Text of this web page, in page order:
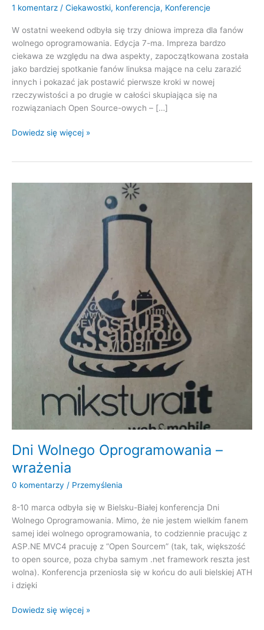
1 komentarz / Ciekawostki, konferencja, Konferencje
W ostatni weekend odbyła się trzy dniowa impreza dla fanów
wolnego oprogramowania. Edycja 7-ma. Impreza bardzo
ciekawa ze względu na dwa aspekty, zapoczątkowana została
jako bardziej spotkanie fanów linuksa mające na celu zarazić
innych i pokazać jak postawić pierwsze kroki w nowej
rzeczywistości a po drugie w całości skupiająca się na
rozwiązaniach Open Source-owych – […]
Dni
po
Dowiedz się więcej »
Dni Wolnego Oprogramowania –
wrażenia
0 komentarzy / Przemyślenia
8-10 marca odbyła się w Bielsku-Białej konferencja Dni
Wolnego Oprogramowania. Mimo, że nie jestem wielkim fanem
samej idei wolnego oprogramowania, to codziennie pracując z
ASP.NE MVC4 pracuję z “Open Sourcem” (tak, tak, większość
to open source, poza chyba samym .net framework reszta jest
wolna). Konferencja przeniosła się w końcu do auli bielskiej ATH
i dzięki
Dni
Dowiedz się więcej »